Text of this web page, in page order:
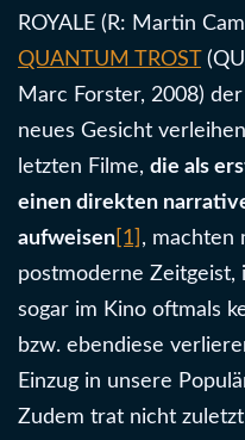
ROYALE (R: Martin
QUANTUM TROST
Marc Forster, 2008)
neues Gesicht
letzten Filme, die als
einen direkten
aufweisen [1] , machten
postmoderne Zeitgeist,
sogar im Kino oftmals
bzw. ebendiese
Einzug in unsere
Zudem trat nicht